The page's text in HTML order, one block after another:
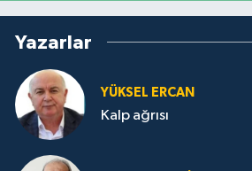
Yazarlar
YÜKSEL ERCAN
Kalp ağrısı